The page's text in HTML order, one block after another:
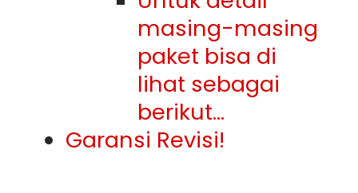
masing-masing
paket bisa di
lihat sebagai
berikut…
Garansi Revisi!